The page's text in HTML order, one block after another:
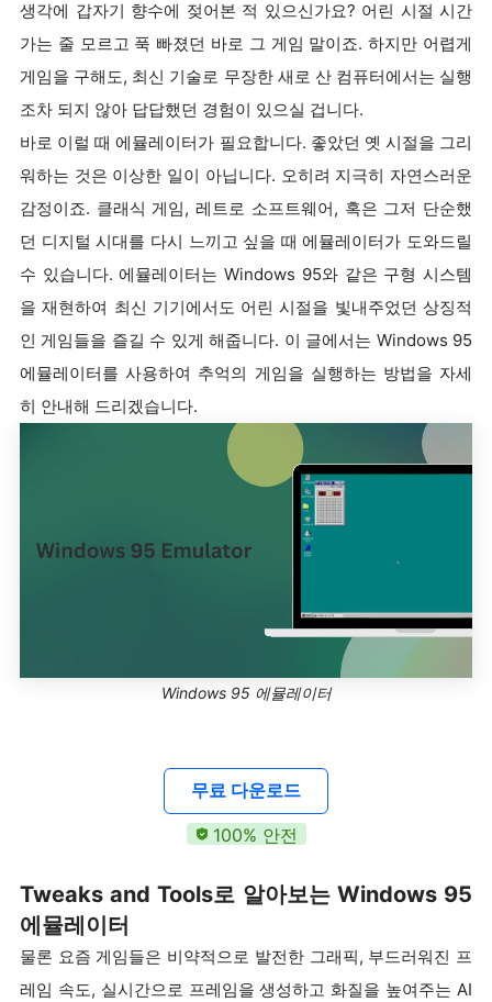
생각에 갑자기 향수에 젖어본 적 있으신가요? 어린 시절 시간
가는 줄 모르고 푹 빠졌던 바로 그 게임 말이죠. 하지만 어렵게
게임을 구해도, 최신 기술로 무장한 새로 산 컴퓨터에서는 실행
조차 되지 않아 답답했던 경험이 있으실 겁니다.
바로 이럴 때 에뮬레이터가 필요합니다. 좋았던 옛 시절을 그리
워하는 것은 이상한 일이 아닙니다. 오히려 지극히 자연스러운
감정이죠. 클래식 게임, 레트로 소프트웨어, 혹은 그저 단순했
던 디지털 시대를 다시 느끼고 싶을 때 에뮬레이터가 도와드릴
수 있습니다. 에뮬레이터는 Windows 95와 같은 구형 시스템
을 재현하여 최신 기기에서도 어린 시절을 빛내주었던 상징적
인 게임들을 즐길 수 있게 해줍니다. 이 글에서는 Windows 95
에뮬레이터를 사용하여 추억의 게임을 실행하는 방법을 자세
히 안내해 드리겠습니다.
Windows 95 에뮬레이터
무료 다운로드
100% 안전
Tweaks and Tools로 알아보는 Windows 95
에뮬레이터
물론 요즘 게임들은 비약적으로 발전한 그래픽, 부드러워진 프
레임 속도, 실시간으로 프레임을 생성하고 화질을 높여주는 AI